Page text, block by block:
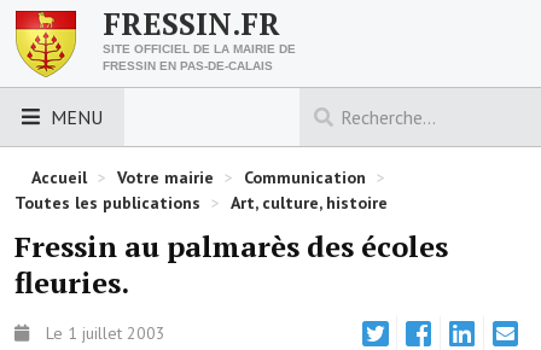
FRESSIN.FR
SITE OFFICIEL DE LA MAIRIE DE
FRESSIN EN PAS-DE-CALAIS
MENU
LES ESSENTIELS
Découvrez Fressin
Venir à Fressin
Urbanisme
Accueil > Votre mairie > Communication >
Toutes les publications > Art, culture, histoire
Fressin au palmarès des écoles
fleuries.
Le 1 juillet 2003